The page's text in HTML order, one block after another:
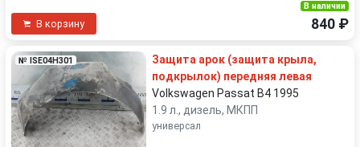
В корзину
В наличии
840 ₽
№ ISE04H301
Защита арок (защита крыла,
подкрылок) передняя левая
Volkswagen Passat B4 1995
1.9 л., дизель, МКПП
универсал